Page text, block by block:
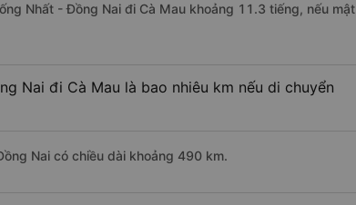
Nhất - Đồng Nai đi Cà Mau khoảng 11.3 tiếng, nếu mật
Nai đi Cà Mau là bao nhiêu km nếu di chuyển
Nai có chiều dài khoảng 490 km.